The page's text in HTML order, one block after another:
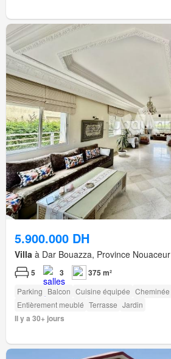
5.900.000 DH
Villa à Dar Bouazza, Province Nouaceur
5 3 375 m²
Parking Balcon Cuisine équipée Cheminée
Entièrement meublé Terrasse Jardin
Il y a 30+ jours